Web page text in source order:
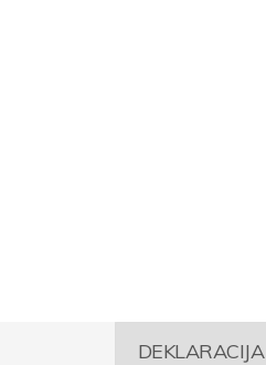
DEKLARACIJA